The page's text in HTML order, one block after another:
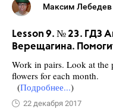
Максим Лебедев
Lesson 9. № 23. ГДЗ
Верещагина.
Work in pairs. Look at the
flowers for each month.
(Подробнее...)
22 декабря 2017